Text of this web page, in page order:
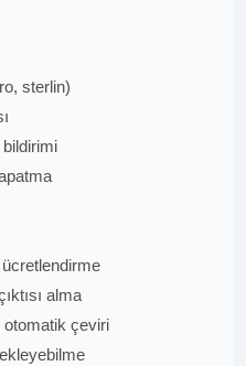
sterlin)
bildirimi
alma
otomatik çeviri